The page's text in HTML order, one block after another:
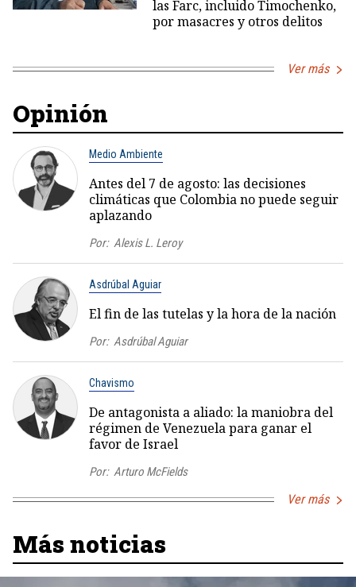
las Farc, incluido Timochenko,
por masacres y otros delitos
Ver más
Opinión
Medio Ambiente
Antes del 7 de agosto: las decisiones
climáticas que Colombia no puede seguir
aplazando
Por: Alexis L. Leroy
Asdrúbal Aguiar
El fin de las tutelas y la hora de la nación
Por: Asdrúbal Aguiar
Chavismo
De antagonista a aliado: la maniobra del
régimen de Venezuela para ganar el
favor de Israel
Por: Arturo McFields
Ver más
Más noticias